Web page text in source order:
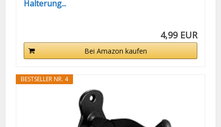
Halterung...
4,99 EUR
Bei Amazon kaufen
BESTSELLER NR. 4